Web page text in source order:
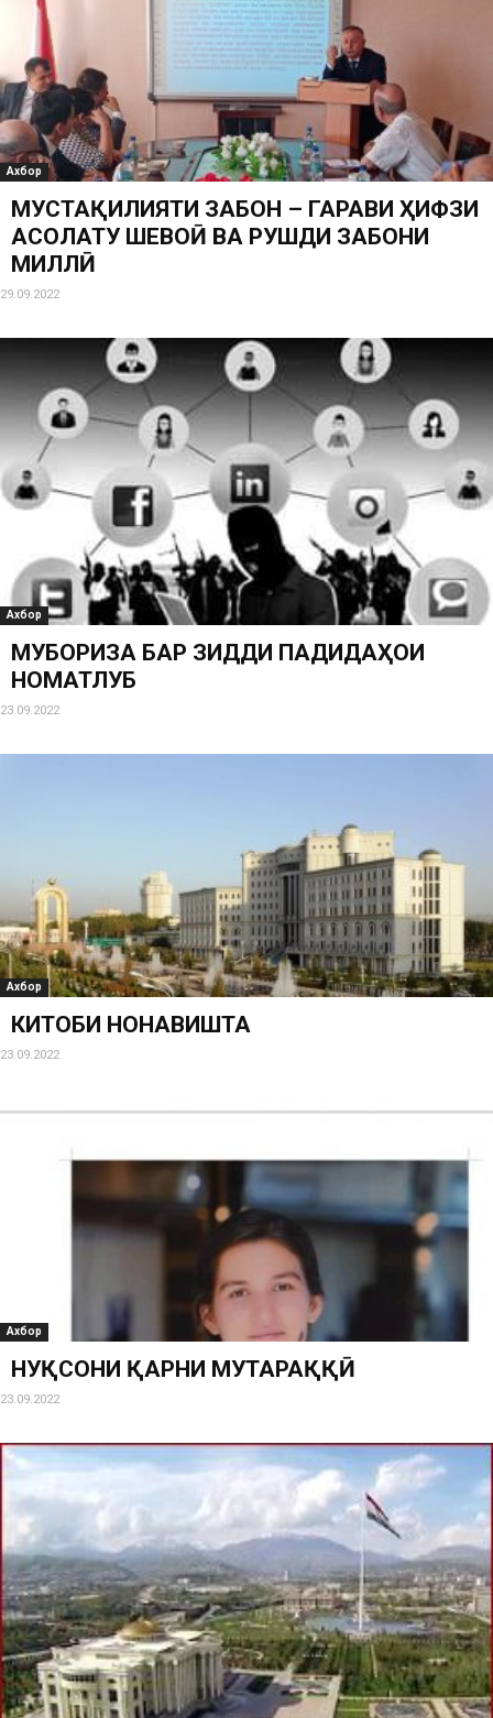
Ахбор
МУСТАҚИЛИЯТИ ЗАБОН – ГАРАВИ ҲИФЗИ
АСОЛАТУ ШЕВОӢ ВА РУШДИ ЗАБОНИ
МИЛЛӢ
29.09.2022
Ахбор
МУБОРИЗА БАР ЗИДДИ ПАДИДАҲОИ
НОМАТЛУБ
23.09.2022
Ахбор
КИТОБИ НОНАВИШТА
23.09.2022
Ахбор
НУҚСОНИ ҚАРНИ МУТАРАҚҚӢ
23.09.2022